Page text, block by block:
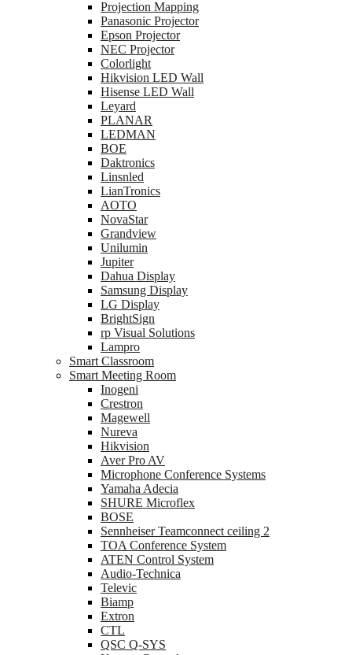
Projection Mapping
Panasonic Projector
Epson Projector
NEC Projector
Colorlight
Hikvision LED Wall
Hisense LED Wall
Leyard
PLANAR
LEDMAN
BOE
Daktronics
Linsnled
LianTronics
AOTO
NovaStar
Grandview
Unilumin
Jupiter
Dahua Display
Samsung Display
LG Display
BrightSign
rp Visual Solutions
Lampro
Smart Classroom
Smart Meeting Room
Inogeni
Crestron
Magewell
Nureva
Hikvision
Aver Pro AV
Microphone Conference Systems
Yamaha Adecia
SHURE Microflex
BOSE
Sennheiser Teamconnect ceiling 2
TOA Conference System
ATEN Control System
Audio-Technica
Televic
Biamp
Extron
CTL
QSC Q-SYS